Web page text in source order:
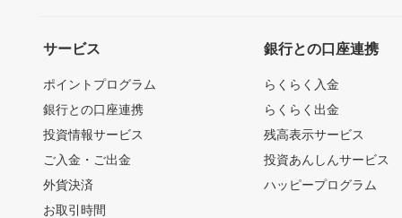
サービス
ポイントプログラム
銀行との口座連携
投資情報サービス
ご入金・ご出金
外貨決済
お取引時間
銀行との口座連携
らくらく入金
らくらく出金
残高表示サービス
投資あんしんサービス
ハッピープログラム